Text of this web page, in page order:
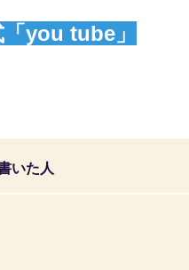
you tube」
いた人